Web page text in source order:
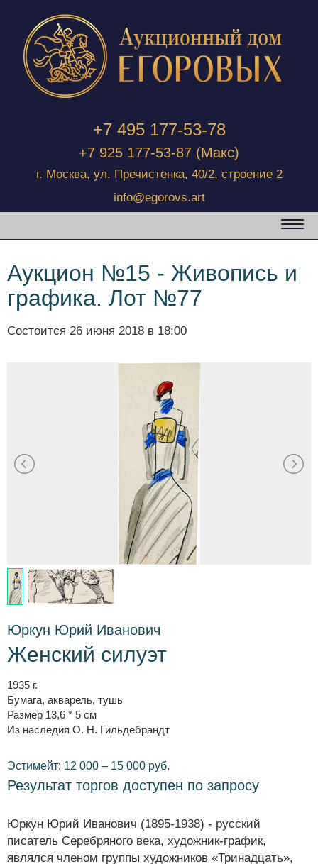
+7 495 177-53-78
+7 925 177-53-87 (Макс)
г. Москва, ул. Пречистенка, 40/2, строение 2
info@egorovs.art
Аукцион №15 - Живопись и
графика. Лот №77
Состоится 26 июня 2018 в 18:00
Юркун Юрий Иванович
Женский силуэт
1935 г.
Бумага, акварель, тушь
Размер 13,6 * 5 см
Из наследия О. Н. Гильдебрандт
Эстимейт: 12 000 – 15 000 руб.
Результат торгов доступен по запросу
Юркун Юрий Иванович (1895-1938) - русский
писатель Серебряного века, художник-график,
являлся членом группы художников «Тринадцать»,